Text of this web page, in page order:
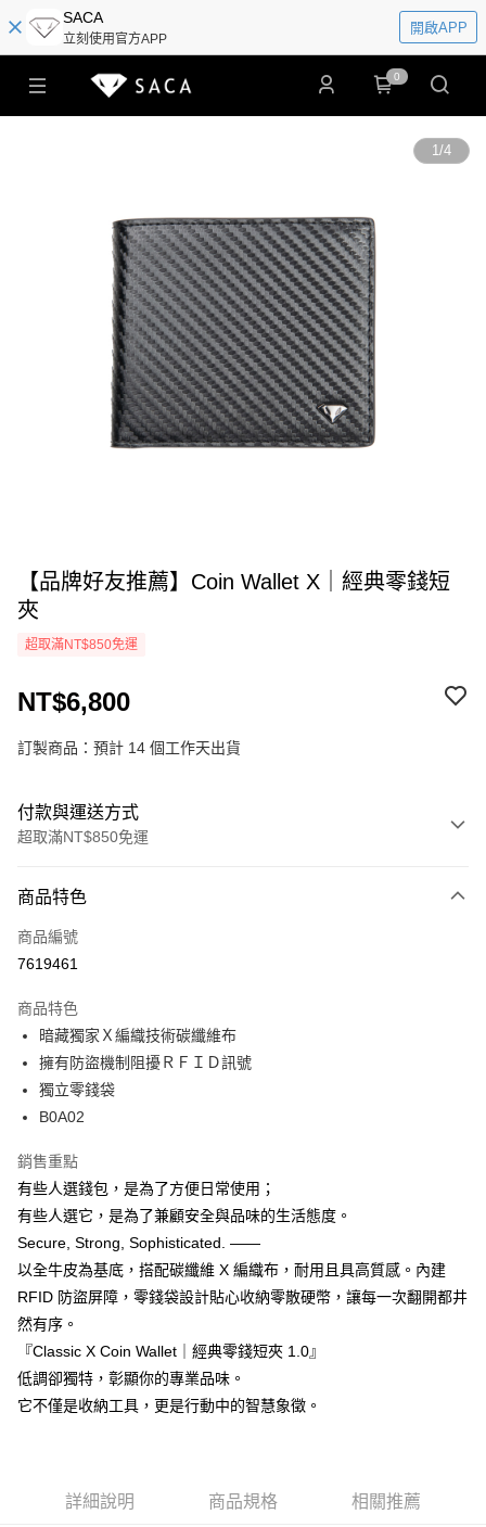
SACA
立刻使用官方APP
開啟APP
0
1/4
【品牌好友推薦】Coin Wallet X｜經典零錢短
夾
超取滿NT$850免運
NT$6,800
訂製商品：預計 14 個工作天出貨
付款與運送方式
超取滿NT$850免運
信用卡一次付款
超商取貨付款
運送方式
全家取貨付款
每筆NT$60，滿NT$850(含以上)免運費
每筆NT$60，滿NT$850(含以上)免運費
宅配
每筆NT$60，滿NT$850(含以上)免運費
商品特色
商品編號
7619461
商品特色
暗藏獨家Ｘ編織技術碳纖維布
擁有防盜機制阻擾ＲＦＩＤ訊號
獨立零錢袋
B0A02
銷售重點
有些人選錢包，是為了方便日常使用；
有些人選它，是為了兼顧安全與品味的生活態度。
Secure, Strong, Sophisticated. ——
以全牛皮為基底，搭配碳纖維 X 編織布，耐用且具高質感。內建
RFID 防盜屏障，零錢袋設計貼心收納零散硬幣，讓每一次翻開都井
然有序。
『Classic X Coin Wallet｜經典零錢短夾 1.0』
低調卻獨特，彰顯你的專業品味。
它不僅是收納工具，更是行動中的智慧象徵。
詳細說明 商品規格 相關推薦